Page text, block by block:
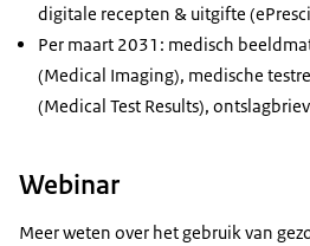
digitale recepten & uitgifte
Per maart 2031: medisch
(Medical Imaging), medische
(Medical Test Results),
Webinar
Meer weten over het gebruik van